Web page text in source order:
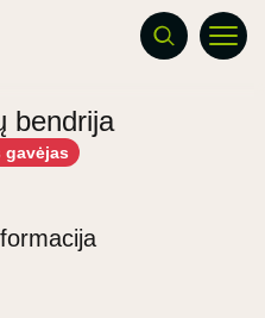
bendrija
gavėjas